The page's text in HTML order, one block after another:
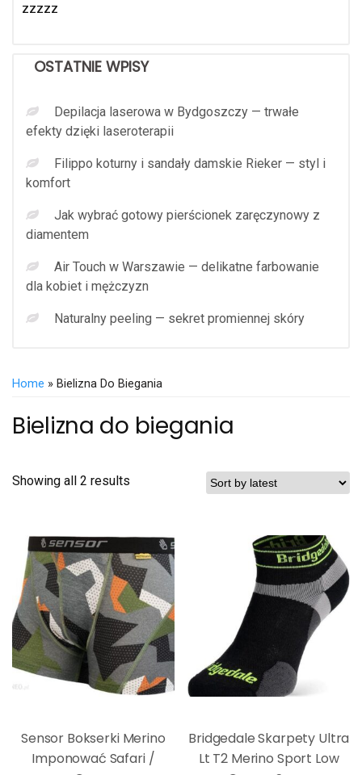
zzzzz
OSTATNIE WPISY
Depilacja laserowa w Bydgoszczy — trwałe
efekty dzięki laseroterapii
Filippo koturny i sandały damskie Rieker — styl i
komfort
Jak wybrać gotowy pierścionek zaręczynowy z
diamentem
Air Touch w Warszawie — delikatne farbowanie
dla kobiet i mężczyzn
Naturalny peeling — sekret promiennej skóry
Home » Bielizna Do Biegania
Bielizna do biegania
Showing all 2 results
Sensor Bokserki Merino
Imponować Safari /
Bridgedale Skarpety Ultra
Lt T2 Merino Sport Low